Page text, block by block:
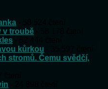
v troubě
kůrkou
stromů. Čemu svědčí,